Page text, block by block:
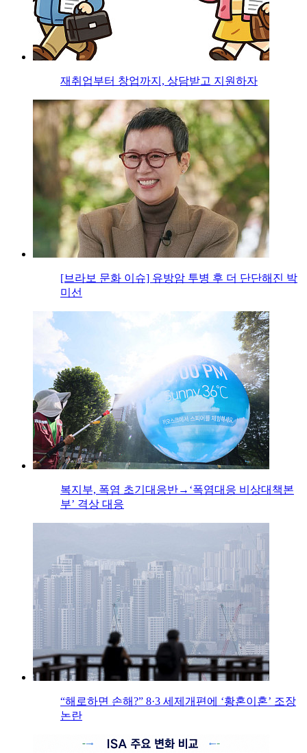
재취업부터 창업까지, 상담받고 지원하자
[브라보 문화 이슈] 유방암 투병 후 더 단단해진 박
미선
복지부, 폭염 초기대응반→‘폭염대응 비상대책본
부’ 격상 대응
“해로하면 손해?” 8·3 세제개편에 ‘황혼이혼’ 조장
논란